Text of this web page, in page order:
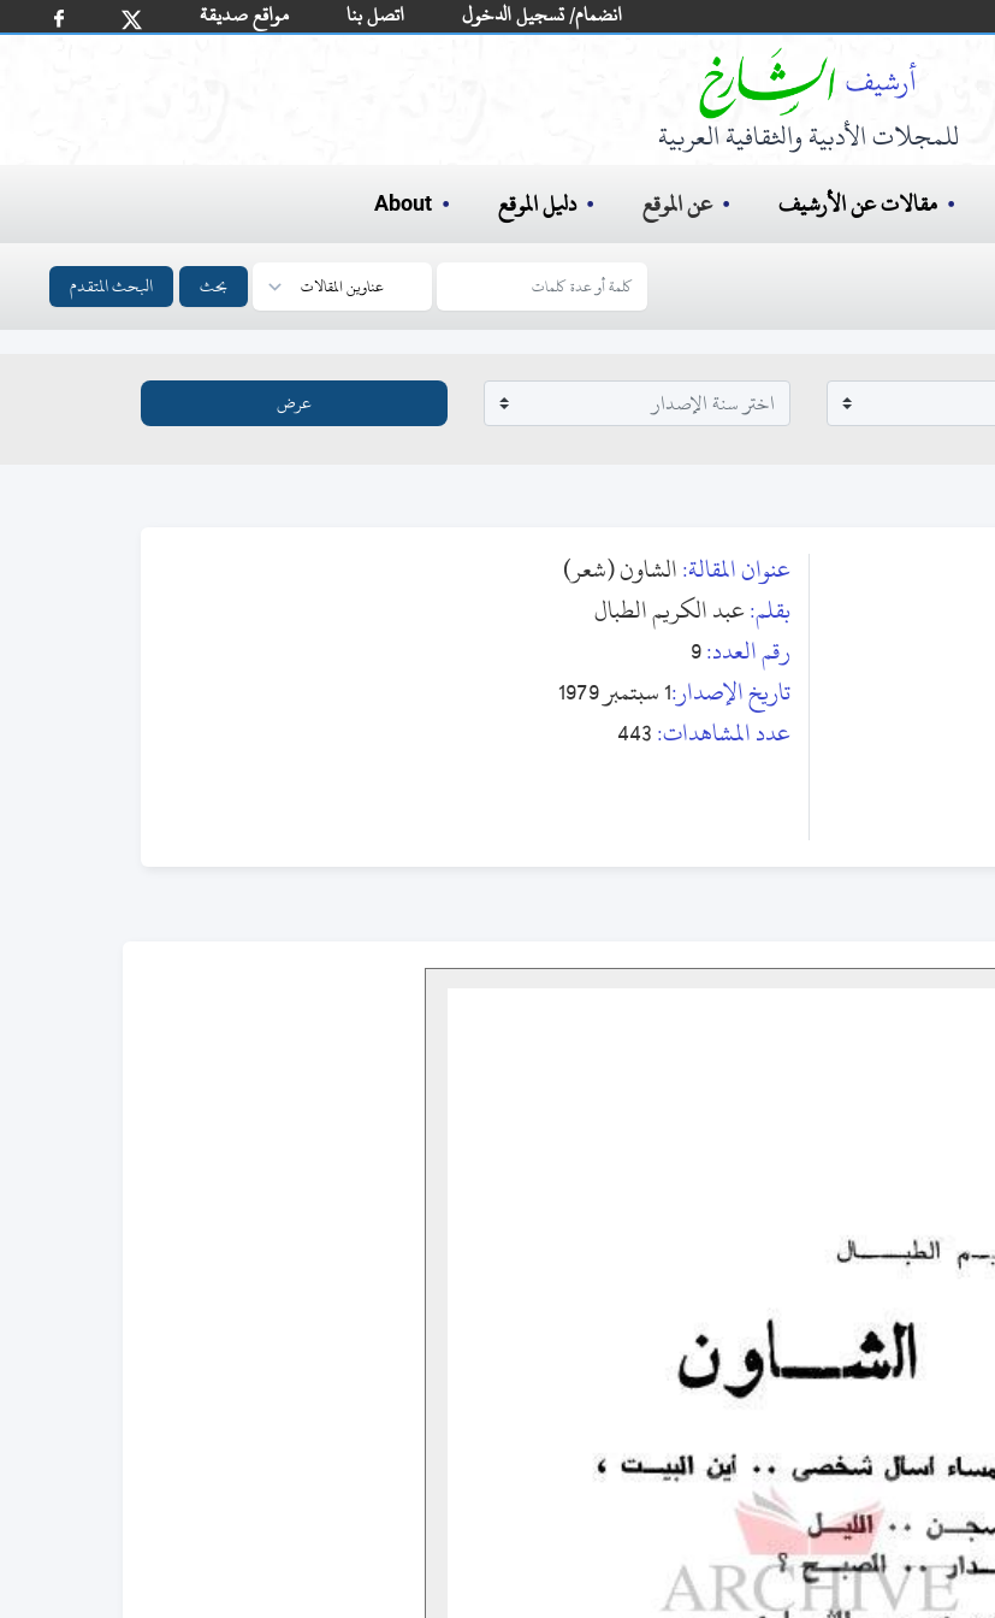
مواقع صديقة اتصل بنا انضمام/ تسجيل الدخول
للمجلات الأدبية والثقافية العربية
مقالات عن الأرشيف عن الموقع دليل الموقع About
بحث البحث المتقدم
عنوان المقالة:الشاون (شعر)
بقلم:عبد الكريم الطبال
رقم العدد:9
تاريخ الإصدار:1 سبتمبر 1979
عدد المشاهدات:443